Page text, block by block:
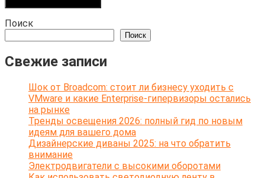
Поиск
Поиск
Свежие записи
Шок от Broadcom: стоит ли бизнесу уходить с
VMware и какие Enterprise-гипервизоры остались
на рынке
Тренды освещения 2026: полный гид по новым
идеям для вашего дома
Дизайнерские диваны 2025: на что обратить
внимание
Электродвигатели с высокими оборотами